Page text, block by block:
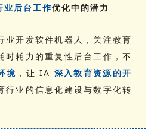
业后台工作优化中的潜力
业开发软件机器人，关注教育
时耗力的重复性后台工作，不
境 ，让 IA 深入教育资源的开
行业的信息化建设与数字化转